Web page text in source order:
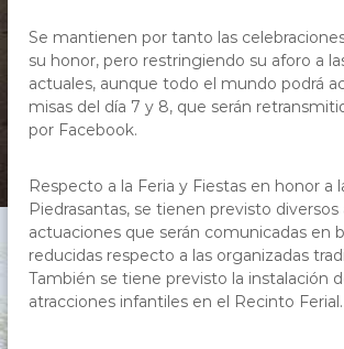
Se mantienen por tanto las
su honor, pero restringiendo su aforo a
actuales, aunque todo el mundo podrá
misas del día 7 y 8, que serán
por Facebook.
Respecto a la Feria y Fiestas en honor a
Piedrasantas, se tienen previsto diversos
actuaciones que serán comunicadas en
reducidas respecto a las organizadas
También se tiene previsto la instalación
atracciones infantiles en el Recinto Ferial.